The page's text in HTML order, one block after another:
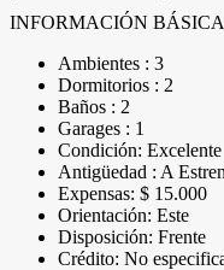
INFORMACIÓN BÁSICA
Ambientes : 3
Dormitorios : 2
Baños : 2
Garages : 1
Condición: Excelente
Antigüedad : A
Expensas: $ 15.000
Orientación: Este
Disposición: Frente
Crédito: No